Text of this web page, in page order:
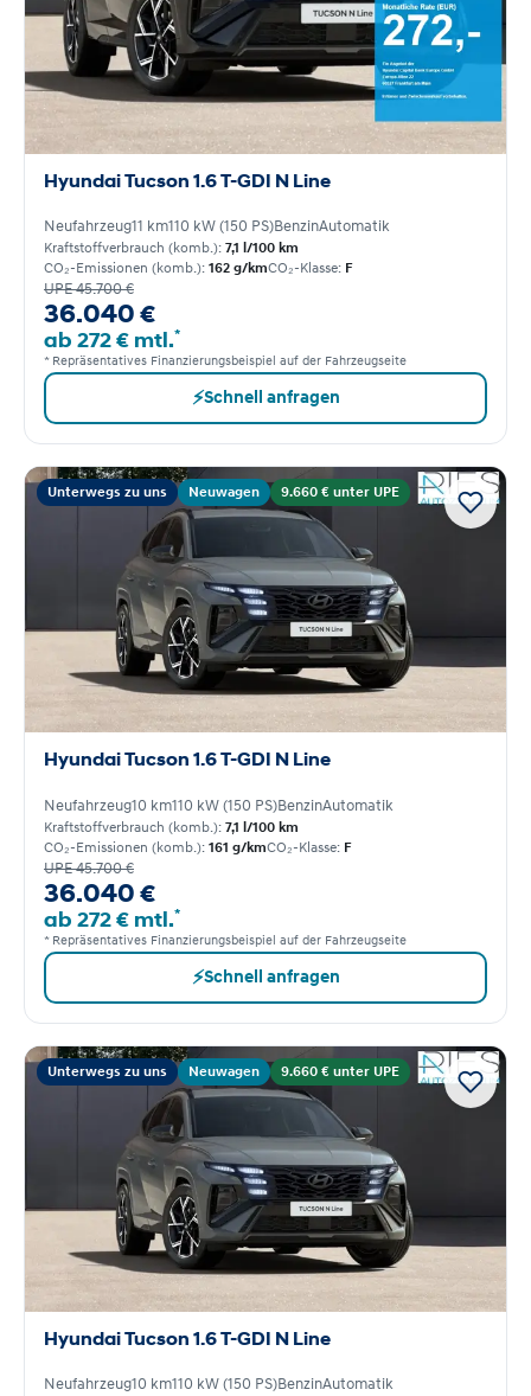
Hyundai Tucson 1.6 T-GDI N Line
Neufahrzeug11 km110 kW (150 PS)BenzinAutomatik
Kraftstoffverbrauch (komb.): 7,1 l/100 km
CO₂-Emissionen (komb.): 162 g/kmCO₂-Klasse: F
UPE 45.700 €
36.040 €
ab 272 € mtl.*
* Repräsentatives Finanzierungsbeispiel auf der Fahrzeugseite
⚡Schnell anfragen
Unterwegs zu uns Neuwagen 9.660 € unter UPE
Hyundai Tucson 1.6 T-GDI N Line
Neufahrzeug10 km110 kW (150 PS)BenzinAutomatik
Kraftstoffverbrauch (komb.): 7,1 l/100 km
CO₂-Emissionen (komb.): 161 g/kmCO₂-Klasse: F
UPE 45.700 €
36.040 €
ab 272 € mtl.*
* Repräsentatives Finanzierungsbeispiel auf der Fahrzeugseite
⚡Schnell anfragen
Unterwegs zu uns Neuwagen 9.660 € unter UPE
Hyundai Tucson 1.6 T-GDI N Line
Neufahrzeug10 km110 kW (150 PS)BenzinAutomatik